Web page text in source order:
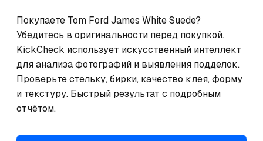
Покупаете Tom Ford James White Suede?
Убедитесь в оригинальности перед покупкой.
KickCheck использует искусственный интеллект
для анализа фотографий и выявления подделок.
Проверьте стельку, бирки, качество клея, форму
и текстуру. Быстрый результат с подробным
отчётом.